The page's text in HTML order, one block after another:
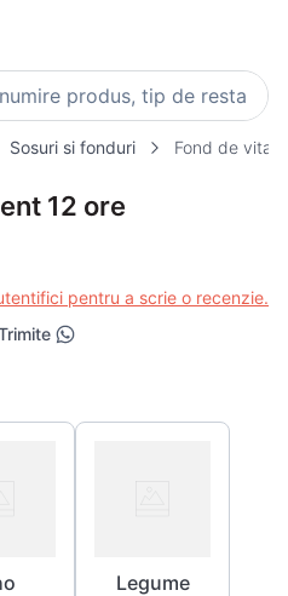
produs, tip de restaurant,
Sosuri si fonduri Fond de vita
12 ore
pentru a scrie o recenzie.
Legume